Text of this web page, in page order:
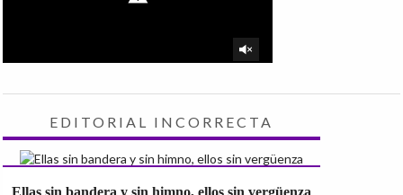
EDITORIAL INCORRECTA